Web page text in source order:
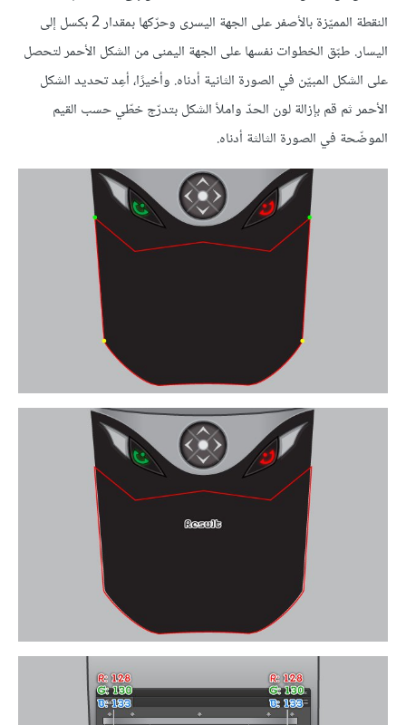
النقطة المميّزة بالأصفر على الجهة اليسرى وحرّكها بمقدار 2 بكسل إلى
اليسار. طبّق الخطوات نفسها على الجهة اليمنى من الشكل الأحمر لتحصل
على الشكل المبيّن في الصورة الثانية أدناه. وأخيرًا، أعِد تحديد الشكل
الأحمر ثم قم بإزالة لون الحدّ واملأ الشكل بتدرّج خطّي حسب القيم
الموضّحة في الصورة الثالثة أدناه.